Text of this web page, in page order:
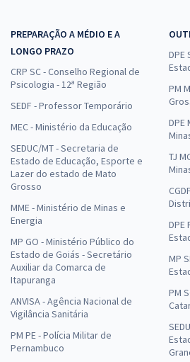
PREPARAÇÃO A MÉDIO E A
LONGO PRAZO
CRP SC - Conselho Regional de
Psicologia - 12ª Região
SEDF - Professor Temporário
MEC - Ministério da Educação
SEDUC/MT - Secretaria de
Estado de Educação, Esporte e
Lazer do estado de Mato
Grosso
MME - Ministério de Minas e
Energia
MP GO - Ministério Público do
Estado de Goiás - Secretário
Auxiliar da Comarca de
Itapuranga
ANVISA - Agência Nacional de
Vigilância Sanitária
PM PE - Polícia Militar de
Pernambuco
DPE
PM
DPE
TJ
DPE
MP
PM